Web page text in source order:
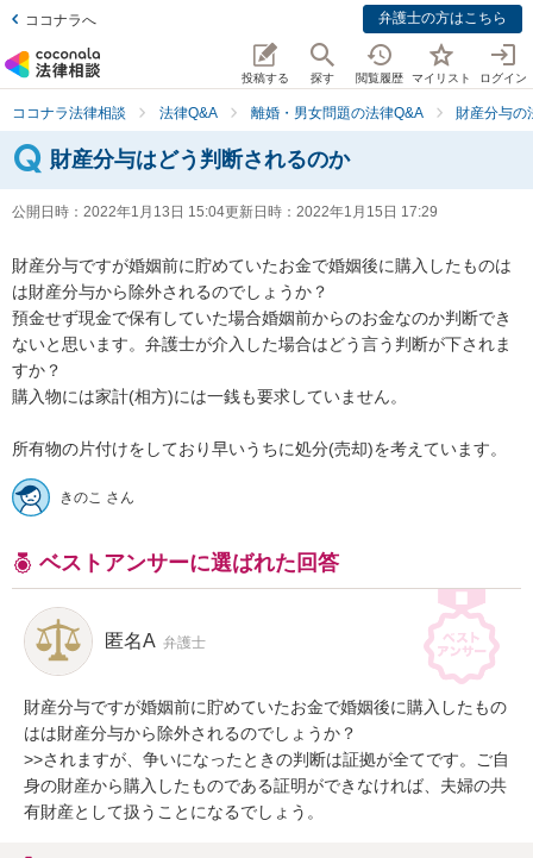
ココナラへ 弁護士の方はこちら
投稿する 探す 閲覧履歴 マイリスト ログイン
ココナラ法律相談 法律Q&A 離婚・男女問題の法律Q&A 財産分与の
財産分与はどう判断されるのか
公開日時： 2022年1月13日 15:04更新日時： 2022年1月15日 17:29
財産分与ですが婚姻前に貯めていたお金で婚姻後に購入したものは
は財産分与から除外されるのでしょうか？
預金せず現金で保有していた場合婚姻前からのお金なのか判断でき
ないと思います。弁護士が介入した場合はどう言う判断が下されま
すか？
購入物には家計(相方)には一銭も要求していません。
所有物の片付けをしており早いうちに処分(売却)を考えています。
きのこ さん
ベストアンサーに選ばれた回答
匿名A 弁護士
財産分与ですが婚姻前に貯めていたお金で婚姻後に購入したもの
はは財産分与から除外されるのでしょうか？
>>されますが、争いになったときの判断は証拠が全てです。ご自
身の財産から購入したものである証明ができなければ、夫婦の共
有財産として扱うことになるでしょう。